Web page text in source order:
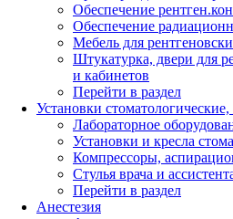
Обеспечение
Обеспечение
Мебель для
Штукатурка, двери для
и кабинетов
Перейти в раздел
Установки
Лабораторное
Установки и кресла
Компрессоры,
Стулья врача и
Перейти в раздел
Анестезия